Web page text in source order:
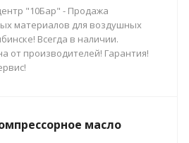
"10Бар" - Продажа
материалов для воздушных
Всегда в наличии.
от производителей! Гарантия!
масло